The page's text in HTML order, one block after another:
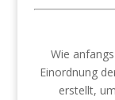
Wie
Einordnung
erstellt,